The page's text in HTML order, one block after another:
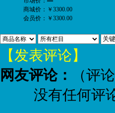
商城价： ￥3300.00
会员价： ￥3300.00
【发表评论】
网友评论：
（评
没有任何评